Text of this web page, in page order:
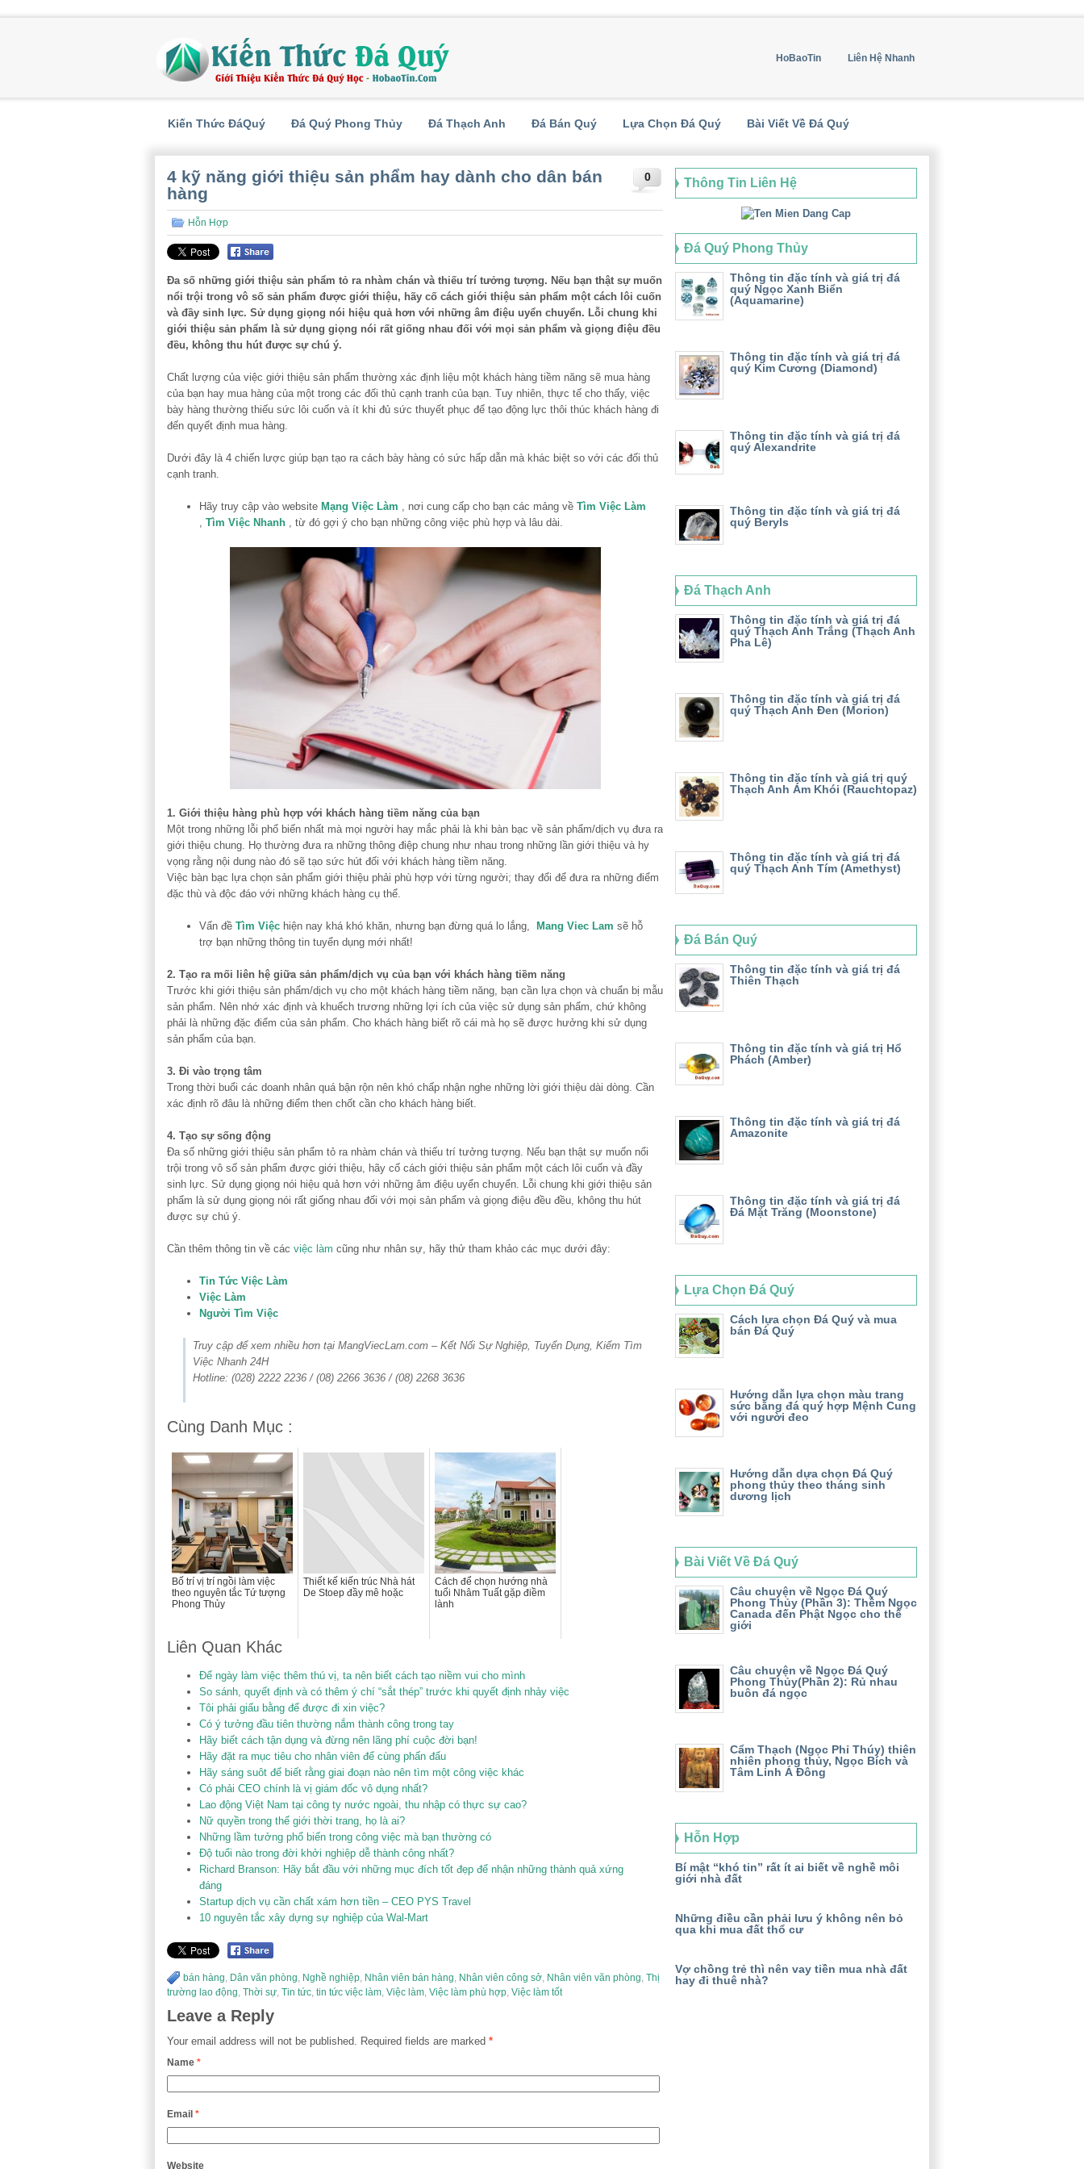
HoBaoTin Liên Hệ Nhanh
Kiến Thức ĐáQuý Đá Quý Phong Thủy Đá Thạch Anh Đá Bán Quý Lựa Chọn Đá Quý Bài Viết Về Đá Quý
0
4 kỹ năng giới thiệu sản phẩm hay dành cho dân bán
hàng
Hỗn Hợp
Đa số những giới thiệu sản phẩm tỏ ra nhàm chán và thiếu trí tưởng tượng. Nếu bạn thật sự muốn
nổi trội trong vô số sản phẩm được giới thiệu, hãy cố cách giới thiệu sản phẩm một cách lôi cuốn
và đầy sinh lực. Sử dụng giọng nói hiệu quả hơn với những âm điệu uyển chuyển. Lỗi chung khi
giới thiệu sản phẩm là sử dụng giọng nói rất giống nhau đối với mọi sản phẩm và giọng điệu đều
đều, không thu hút được sự chú ý.
Chất lượng của việc giới thiệu sản phẩm thường xác định liệu một khách hàng tiềm năng sẽ mua hàng
của bạn hay mua hàng của một trong các đối thủ cạnh tranh của bạn. Tuy nhiên, thực tế cho thấy, việc
bày hàng thường thiếu sức lôi cuốn và ít khi đủ sức thuyết phục để tạo động lực thôi thúc khách hàng đi
đến quyết định mua hàng.
Dưới đây là 4 chiến lược giúp bạn tạo ra cách bày hàng có sức hấp dẫn mà khác biệt so với các đối thủ
cạnh tranh.
Hãy truy cập vào website Mạng Việc Làm , nơi cung cấp cho bạn các mảng về Tìm Việc Làm
Tìm Việc Nhanh , từ đó gợi ý cho bạn những công việc phù hợp và lâu dài.
1. Giới thiệu hàng phù hợp với khách hàng tiềm năng của bạn
Một trong những lỗi phổ biến nhất mà mọi người hay mắc phải là khi bàn bạc về sản phẩm/dịch vụ đưa ra
giới thiệu chung. Họ thường đưa ra những thông điệp chung như nhau trong những lần giới thiệu và hy
vọng rằng nội dung nào đó sẽ tạo sức hút đối với khách hàng tiềm năng.
Việc bàn bạc lựa chọn sản phẩm giới thiệu phải phù hợp với từng người; thay đổi để đưa ra những điểm
đặc thù và độc đáo với những khách hàng cụ thể.
Vấn đề Tìm Việc hiện nay khá khó khăn, nhưng bạn đừng quá lo lắng, Mang Viec Lam sẽ hỗ
trợ bạn những thông tin tuyển dụng mới nhất!
2. Tạo ra mối liên hệ giữa sản phẩm/dịch vụ của bạn với khách hàng tiềm năng
Trước khi giới thiệu sản phẩm/dịch vụ cho một khách hàng tiềm năng, bạn cần lựa chọn và chuẩn bị mẫu
sản phẩm. Nên nhớ xác định và khuếch trương những lợi ích của việc sử dụng sản phẩm, chứ không
phải là những đặc điểm của sản phẩm. Cho khách hàng biết rõ cái mà họ sẽ được hưởng khi sử dụng
sản phẩm của bạn.
3. Đi vào trọng tâm
Trong thời buổi các doanh nhân quá bận rộn nên khó chấp nhận nghe những lời giới thiệu dài dòng. Cần
xác định rõ đâu là những điểm then chốt cần cho khách hàng biết.
4. Tạo sự sống động
Đa số những giới thiệu sản phẩm tỏ ra nhàm chán và thiếu trí tưởng tượng. Nếu bạn thật sự muốn nổi
trội trong vô số sản phẩm được giới thiệu, hãy cố cách giới thiệu sản phẩm một cách lôi cuốn và đầy
sinh lực. Sử dụng giọng nói hiệu quả hơn với những âm điệu uyển chuyển. Lỗi chung khi giới thiệu sản
phẩm là sử dụng giọng nói rất giống nhau đối với mọi sản phẩm và giọng điệu đều đều, không thu hút
được sự chú ý.
Cần thêm thông tin về các việc làm cũng như nhân sự, hãy thử tham khảo các mục dưới đây:
Tin Tức Việc Làm
Việc Làm
Người Tìm Việc
Truy cập để xem nhiều hơn tại MangViecLam.com – Kết Nối Sự Nghiệp, Tuyển Dụng, Kiếm Tìm
Việc Nhanh 24H
Hotline: (028) 2222 2236 / (08) 2266 3636 / (08) 2268 3636
Cùng Danh Mục :
Bố trí vị trí ngồi làm việc
theo nguyên tắc Tứ tượng
Phong Thủy
Thiết kế kiến trúc Nhà hát
De Stoep đầy mê hoặc
Cách để chọn hướng nhà
tuổi Nhâm Tuất gặp điềm
lành
Liên Quan Khác
Để ngày làm việc thêm thú vị, ta nên biết cách tạo niềm vui cho mình
So sánh, quyết định và có thêm ý chí “sắt thép” trước khi quyết định nhảy việc
Tôi phải giấu bằng để được đi xin việc?
Có ý tưởng đầu tiên thường nắm thành công trong tay
Hãy biết cách tận dụng và đừng nên lãng phí cuộc đời bạn!
Hãy đặt ra mục tiêu cho nhân viên để cùng phấn đấu
Hãy sáng suôt để biết rằng giai đoạn nào nên tìm một công việc khác
Có phải CEO chính là vị giám đốc vô dụng nhất?
Lao động Việt Nam tại công ty nước ngoài, thu nhập có thực sự cao?
Nữ quyền trong thế giới thời trang, họ là ai?
Những lầm tưởng phổ biến trong công việc mà bạn thường có
Độ tuổi nào trong đời khởi nghiệp dễ thành công nhất?
Richard Branson: Hãy bắt đầu với những mục đích tốt đẹp để nhận những thành quả xứng
đáng
Startup dịch vụ cần chất xám hơn tiền – CEO PYS Travel
10 nguyên tắc xây dựng sự nghiệp của Wal-Mart
bán hàng, Dân văn phòng, Nghề nghiệp, Nhân viên bán hàng, Nhân viên công sở, Nhân viên văn phòng, Thị
trường lao động, Thời sự, Tin tức, tin tức việc làm, Việc làm, Việc làm phù hợp, Việc làm tốt
Leave a Reply
Your email address will not be published. Required fields are marked *
Name *
Email *
Website
Thông Tin Liên Hệ
Đá Quý Phong Thủy
Thông tin đặc tính và giá trị đá
quý Ngọc Xanh Biển
(Aquamarine)
Thông tin đặc tính và giá trị đá
quý Kim Cương (Diamond)
Thông tin đặc tính và giá trị đá
quý Alexandrite
Thông tin đặc tính và giá trị đá
quý Beryls
Đá Thạch Anh
Thông tin đặc tính và giá trị đá
quý Thạch Anh Trắng (Thạch Anh
Pha Lê)
Thông tin đặc tính và giá trị đá
quý Thạch Anh Đen (Morion)
Thông tin đặc tính và giá trị quý
Thạch Anh Ám Khói (Rauchtopaz)
Thông tin đặc tính và giá trị đá
quý Thạch Anh Tím (Amethyst)
Đá Bán Quý
Thông tin đặc tính và giá trị đá
Thiên Thạch
Thông tin đặc tính và giá trị Hổ
Phách (Amber)
Thông tin đặc tính và giá trị đá
Amazonite
Thông tin đặc tính và giá trị đá
Đá Mặt Trăng (Moonstone)
Lựa Chọn Đá Quý
Cách lựa chọn Đá Quý và mua
bán Đá Quý
Hướng dẫn lựa chọn màu trang
sức bằng đá quý hợp Mệnh Cung
với người đeo
Hướng dẫn dựa chọn Đá Quý
phong thủy theo tháng sinh
dương lịch
Bài Viết Về Đá Quý
Câu chuyện về Ngọc Đá Quý
Phong Thủy (Phần 3): Thềm Ngọc
Canada đến Phật Ngọc cho thế
giới
Câu chuyện về Ngọc Đá Quý
Phong Thủy(Phần 2): Rủ nhau
buôn đá ngọc
Cẩm Thạch (Ngọc Phỉ Thúy) thiên
nhiên phong thủy, Ngọc Bích và
Tâm Linh Á Đông
Hỗn Hợp
Bí mật “khó tin” rất ít ai biết về nghề môi
giới nhà đất
Những điều cần phải lưu ý không nên bỏ
qua khi mua đất thổ cư
Vợ chồng trẻ thì nên vay tiền mua nhà đất
hay đi thuê nhà?